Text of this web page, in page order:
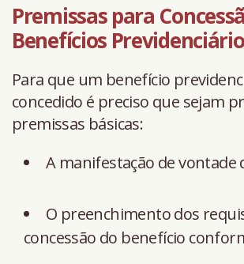
Premissas para
Benefícios
Para que um benefício
concedido é preciso que sejam
premissas básicas:
A manifestação de vontade
O preenchimento dos
concessão do benefício